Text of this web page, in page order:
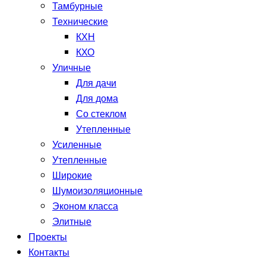
Тамбурные
Технические
КХН
КХО
Уличные
Для дачи
Для дома
Со стеклом
Утепленные
Усиленные
Утепленные
Широкие
Шумоизоляционные
Эконом класса
Элитные
Проекты
Контакты